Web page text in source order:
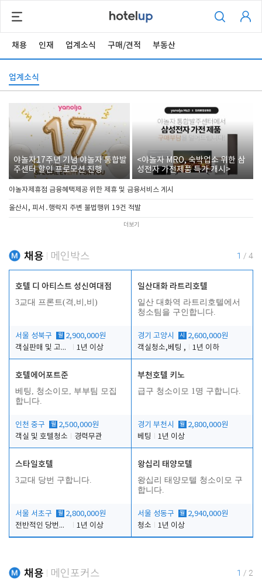
채용 인재 업계소식 구매/견적 부동산
업계소식
야놀자17주년 기념 야놀자 통합발
주센터 할인 프로모션 진행
<야놀자 MRO, 숙박업소 위한 삼
성전자 가전제품 특가 개시>
야놀자제휴점 금융혜택제공 위한 제휴 및 금융서비스 게시
울산시, 피서․행락지 주변 불법행위 19건 적발
더보기
채용 메인박스 1 / 4
호텔 디 아티스트 성신여대점
3교대 프론트(격,비,비)
서울 성북구 월 2,900,000원
객실판매 및 고객응대
1년 이상
일산대화 라트리호텔
일산 대화역 라트리호텔에서
청소팀을 구인합니다.
경기 고양시 시
2,600,000원
객실청소,베팅 ,
1년 이하
호텔에어포트준
베팅, 청소이모, 부부팀 모집
합니다.
인천 중구 월 2,500,000원
객실 및 호텔청소
경력무관
부천호텔 키노
급구 청소이모 1명 구합니다.
경기 부천시 월 2,800,000원
베팅
1년 이상
스타일호텔
3교대 당번 구합니다.
서울 서초구 월 2,800,000원
전반적인 당번업무
1년 이상
왕십리 태양모텔
왕십리 태양모텔 청소이모 구
합니다.
서울 성동구 월 2,940,000원
청소
1년 이상
채용 메인포커스 1 / 2